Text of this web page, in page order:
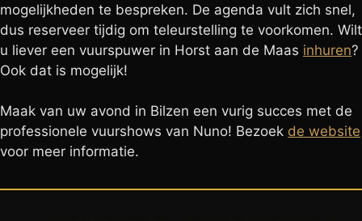
mogelijkheden te bespreken. De agenda vult zich snel,
dus reserveer tijdig om teleurstelling te voorkomen. Wilt
u liever een vuurspuwer in Horst aan de Maas inhuren?
Ook dat is mogelijk!
Maak van uw avond in Bilzen een vurig succes met de
professionele vuurshows van Nuno! Bezoek de website
voor meer informatie.